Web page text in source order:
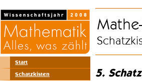
Start
Schatzkisten
5.